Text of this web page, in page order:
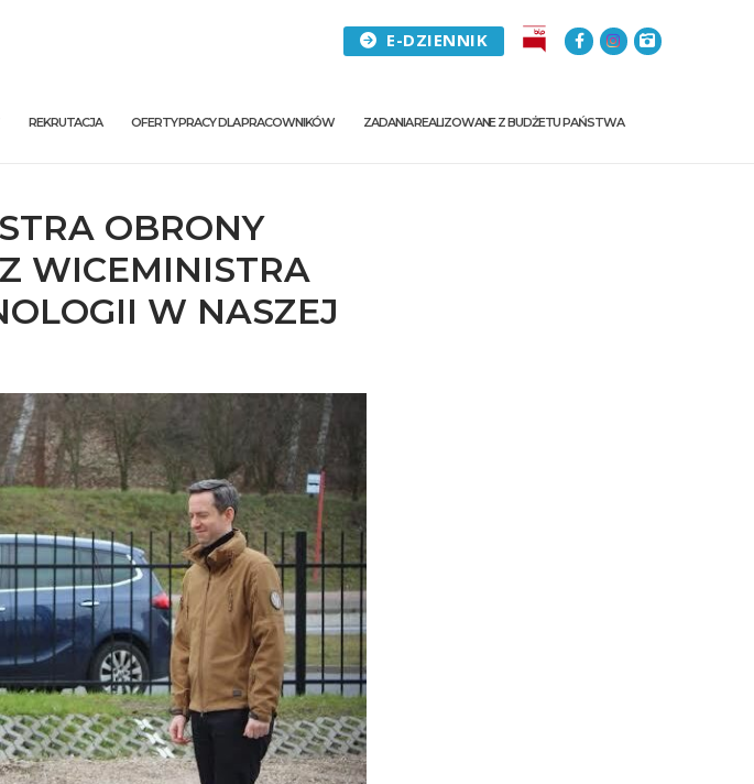
E-DZIENNIK
REKRUTACJA OFERTY PRACY DLA PRACOWNIKÓW ZADANIA REALIZOWANE Z BUDŻETU PAŃSTWA
OBRONY
WICEMINISTRA
W NASZEJ